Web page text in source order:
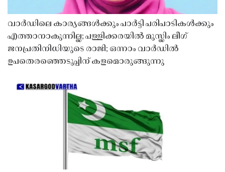
വാർഡിലെ കാര്യങ്ങൾക്കും പാർട്ടി പരിപാടികൾക്കും
എത്താനാകുന്നില്ല; പള്ളിക്കരയിൽ മുസ്ലിം ലീഗ്
ജനപ്രതിനിധിയുടെ രാജി; ഒന്നാം വാർഡിൽ
ഉപതെരഞ്ഞെടുപ്പിന് കളമൊരുങ്ങുന്നു